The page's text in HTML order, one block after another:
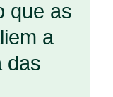
que as
a
das